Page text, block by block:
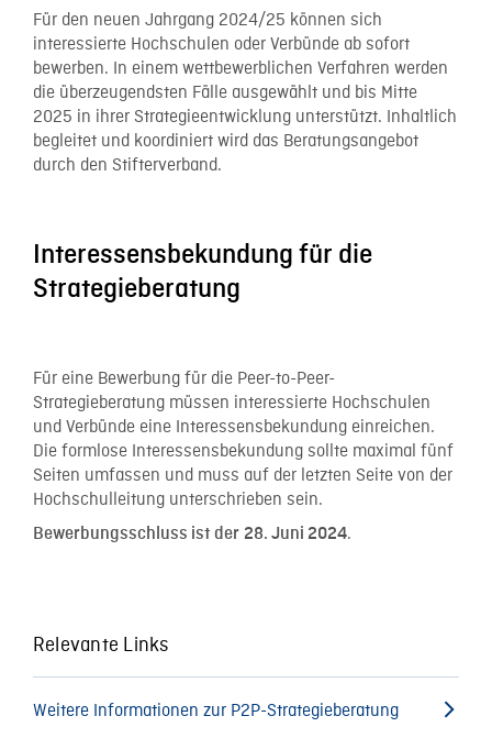
Für den neuen Jahrgang 2024/25 können sich
interessierte Hochschulen oder Verbünde ab sofort
bewerben. In einem wettbewerblichen Verfahren werden
die überzeugendsten Fälle ausgewählt und bis Mitte
2025 in ihrer Strategieentwicklung unterstützt. Inhaltlich
begleitet und koordiniert wird das Beratungsangebot
durch den Stifterverband.
Interessensbekundung für die
Strategieberatung
Für eine Bewerbung für die Peer-to-Peer-
Strategieberatung müssen interessierte Hochschulen
und Verbünde eine Interessensbekundung einreichen.
Die formlose Interessensbekundung sollte maximal fünf
Seiten umfassen und muss auf der letzten Seite von der
Hochschulleitung unterschrieben sein.
Bewerbungsschluss ist der 28. Juni 2024.
Relevante Links
Weitere Informationen zur P2P-Strategieberatung